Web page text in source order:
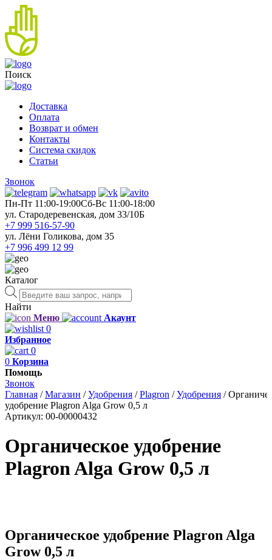
Поиск
Доставка
Оплата
Возврат и обмен
Контакты
Система скидок
Статьи
Звонок
Пн-Пт 11:00-19:00Cб-Вс 11:00-18:00
ул. Стародеревенская, дом 33/10Б
+7 999 516-57-90
ул. Лёни Голикова, дом 35
+7 996 499 12 99
Каталог
Поиск
товаров
Найти
Меню
Акаунт
0
Избранное
0
0 Корзина
Помощь
Звонок
Главная /Магазин /Удобрения /Plagron /Удобрения /
удобрение Plagron Alga Grow 0,5 л
Артикул: 00-00000432
Органическое удобрение
Plagron Alga Grow 0,5 л
Органическое удобрение Plagron Alga
Grow 0,5 л